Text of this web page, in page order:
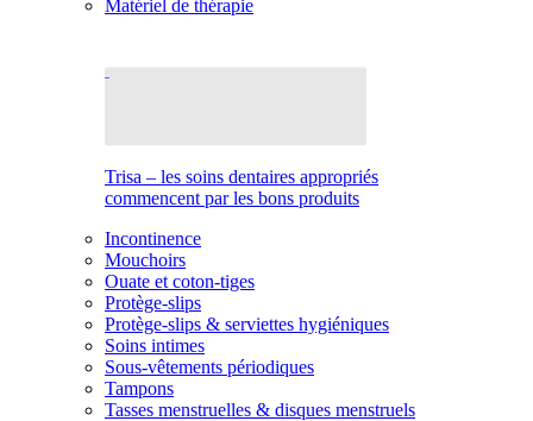
Matériel de thérapie
Trisa – les soins dentaires appropriés
commencent par les bons produits
Incontinence
Mouchoirs
Ouate et coton-tiges
Protège-slips
Protège-slips & serviettes hygiéniques
Soins intimes
Sous-vêtements périodiques
Tampons
Tasses menstruelles & disques menstruels